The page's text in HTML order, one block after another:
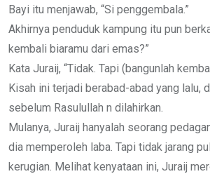
Bayi itu menjawab, “Si penggembala.”
Akhirnya penduduk kampung itu pun
kembali biaramu dari emas?”
Kata Juraij, “Tidak. Tapi (bangunlah
Kisah ini terjadi berabad-abad yang lalu,
sebelum Rasulullah n dilahirkan.
Mulanya, Juraij hanyalah seorang
dia memperoleh laba. Tapi tidak jarang
kerugian. Melihat kenyataan ini, Juraij